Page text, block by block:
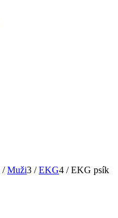
/ Muži3 / EKG4 / EKG psík